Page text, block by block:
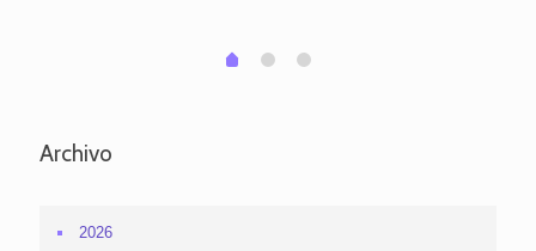
0 1 2
Archivo
2026